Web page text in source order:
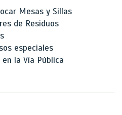
Mesas y Sillas
de Residuos
especiales
la Vía Pública